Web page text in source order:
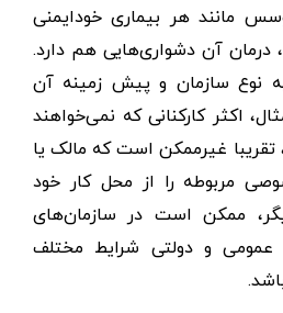
مانند هر بیماری خودایمنی
درمان آن دشواری‌هایی هم دارد.
نوع سازمان و پیش زمینه آن
اکثر کارکنانی که نمی‌خواهند
تقریبا غیرممکن است که مالک یا
مربوطه را از محل کار خود
ممکن است در سازمان‌های
عمومی و دولتی شرایط مختلف